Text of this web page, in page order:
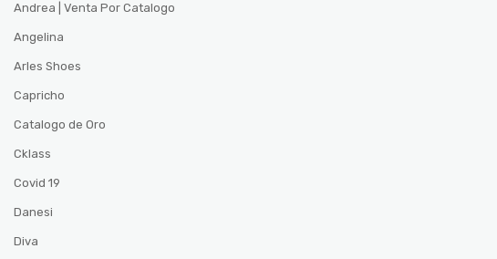
Andrea | Venta Por Catalogo
Angelina
Arles Shoes
Capricho
Catalogo de Oro
Cklass
Covid 19
Danesi
Diva